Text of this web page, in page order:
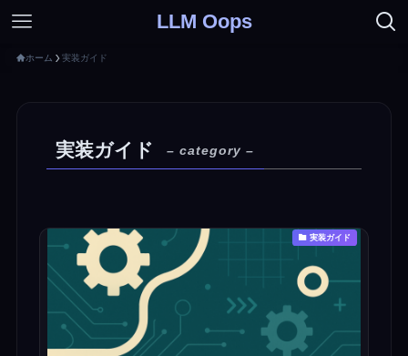
LLM Oops
ホーム 実装ガイド
実装ガイド – category –
実装ガイド